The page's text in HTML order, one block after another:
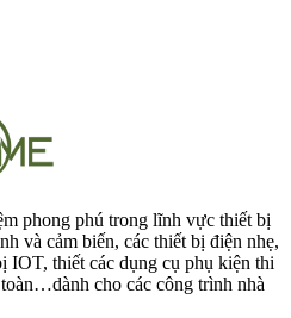
phong phú trong lĩnh vực thiết bị
và cảm biến, các thiết bị điện nhẹ,
IOT, thiết các dụng cụ phụ kiện thi
cho các công trình nhà